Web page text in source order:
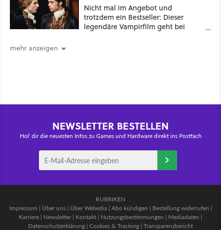
Nicht mal im Angebot und
trotzdem ein Bestseller: Dieser
legendäre Vampirfilm geht bei
mehr anzeigen
NEWSLETTER BESTELLEN
Hol' dir die neuesten Infos zu Games und Hardware direkt ins Postfach
RUBRIKEN
Impressum | Über uns| Über Webedia | Abo kündigen | Bestellung widerrufen |
Karriere | Newsletter | Kontakt | Nutzungsbestimmungen | Mediadaten |
Datenschutzerklärung | Cookies & Tracking | Transparenzbericht